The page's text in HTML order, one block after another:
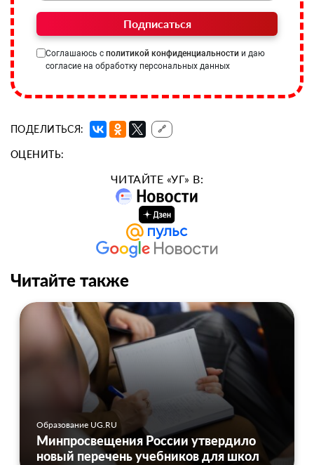
Подписаться
Соглашаюсь с политикой конфиденциальности и даю
согласие на обработку персональных данных
ПОДЕЛИТЬСЯ: 🔗
ОЦЕНИТЬ:
ЧИТАЙТЕ «УГ» В:
Читайте также
Образование UG.RU
Минпросвещения России утвердило
новый перечень учебников для школ